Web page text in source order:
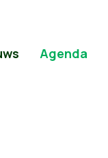
Agenda